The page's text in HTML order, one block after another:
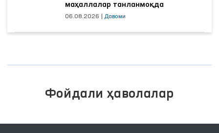
маҳаллалар танланмоқда
06.08.2026 Давоми
Фойдали ҳаволалар